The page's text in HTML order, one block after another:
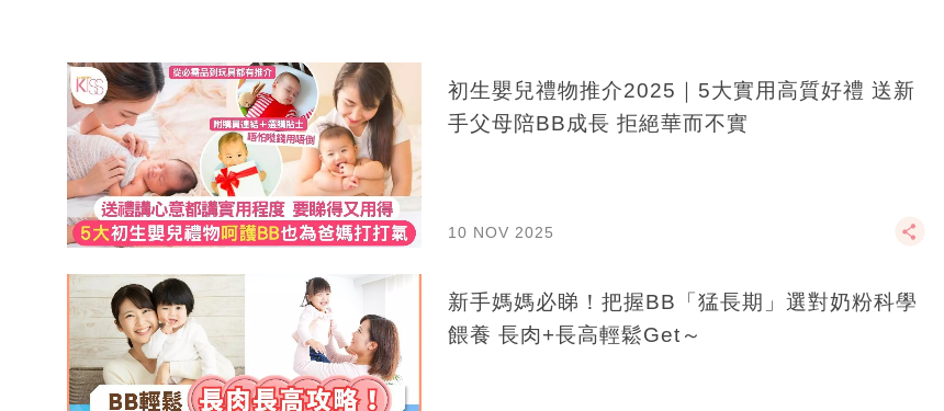
初生嬰兒禮物推介2025｜5大實用高質好禮 送新
手父母陪BB成長 拒絕華而不實
10 NOV 2025
新手媽媽必睇！把握BB「猛長期」選對奶粉科學
餵養 長肉+長高輕鬆Get～